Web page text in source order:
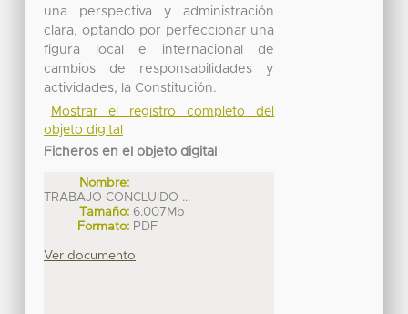
una perspectiva y administración
clara, optando por perfeccionar una
figura local e internacional de
cambios de responsabilidades y
actividades, la Constitución.
Mostrar el registro completo del
objeto digital
Ficheros en el objeto digital
Nombre:
TRABAJO CONCLUIDO ...
Tamaño: 6.007Mb
Formato: PDF
Ver documento